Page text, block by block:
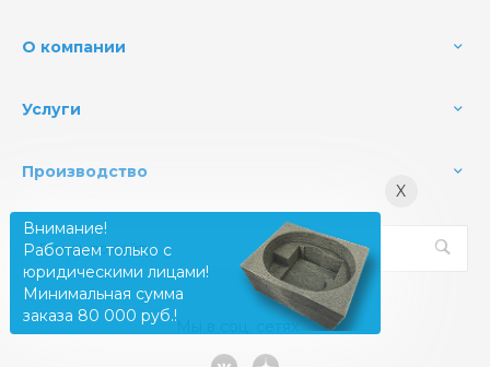
О компании
Услуги
Производство
Мы в соц. сетях
X
Внимание!
Работаем только с
юридическими лицами!
Минимальная сумма
заказа 80 000 руб.!